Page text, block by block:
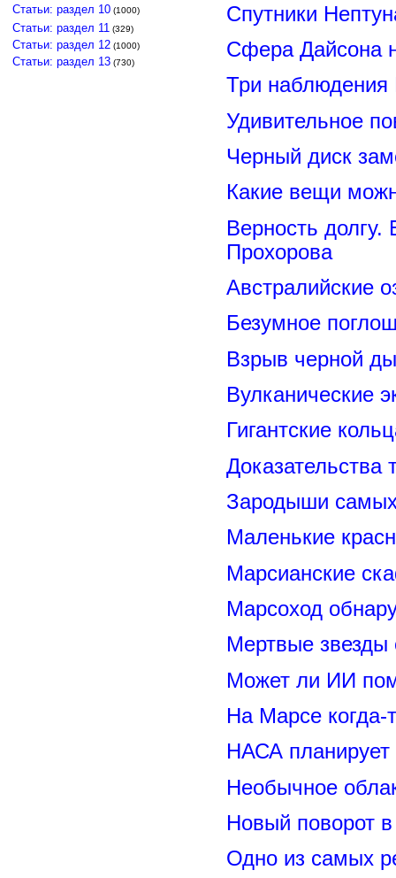
Статьи: раздел 10 (1000)
Статьи: раздел 11 (329)
Статьи: раздел 12 (1000)
Статьи: раздел 13 (730)
Спутники
Сфера Дайсона
Три
Удивительное
Черный диск
Какие вещи
Верность долгу.
Прохорова
Австралийские
Безумное
Взрыв черной
Вулканические
Гигантские
Доказательства
Зародыши самых
Маленькие
Марсианские
Марсоход
Мертвые
Может ли ИИ
На Марсе когда-
НАСА
Необычное
Новый поворот
Одно из самых